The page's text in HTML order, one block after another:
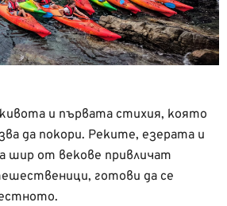
и първата стихия, която
да покори. Реките, езерата и
шир от векове привличат
готови да се